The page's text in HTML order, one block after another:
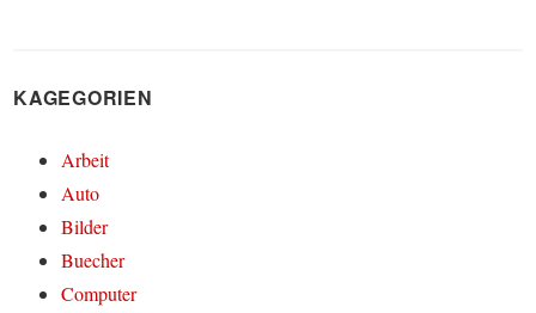
KAGEGORIEN
Arbeit
Auto
Bilder
Buecher
Computer